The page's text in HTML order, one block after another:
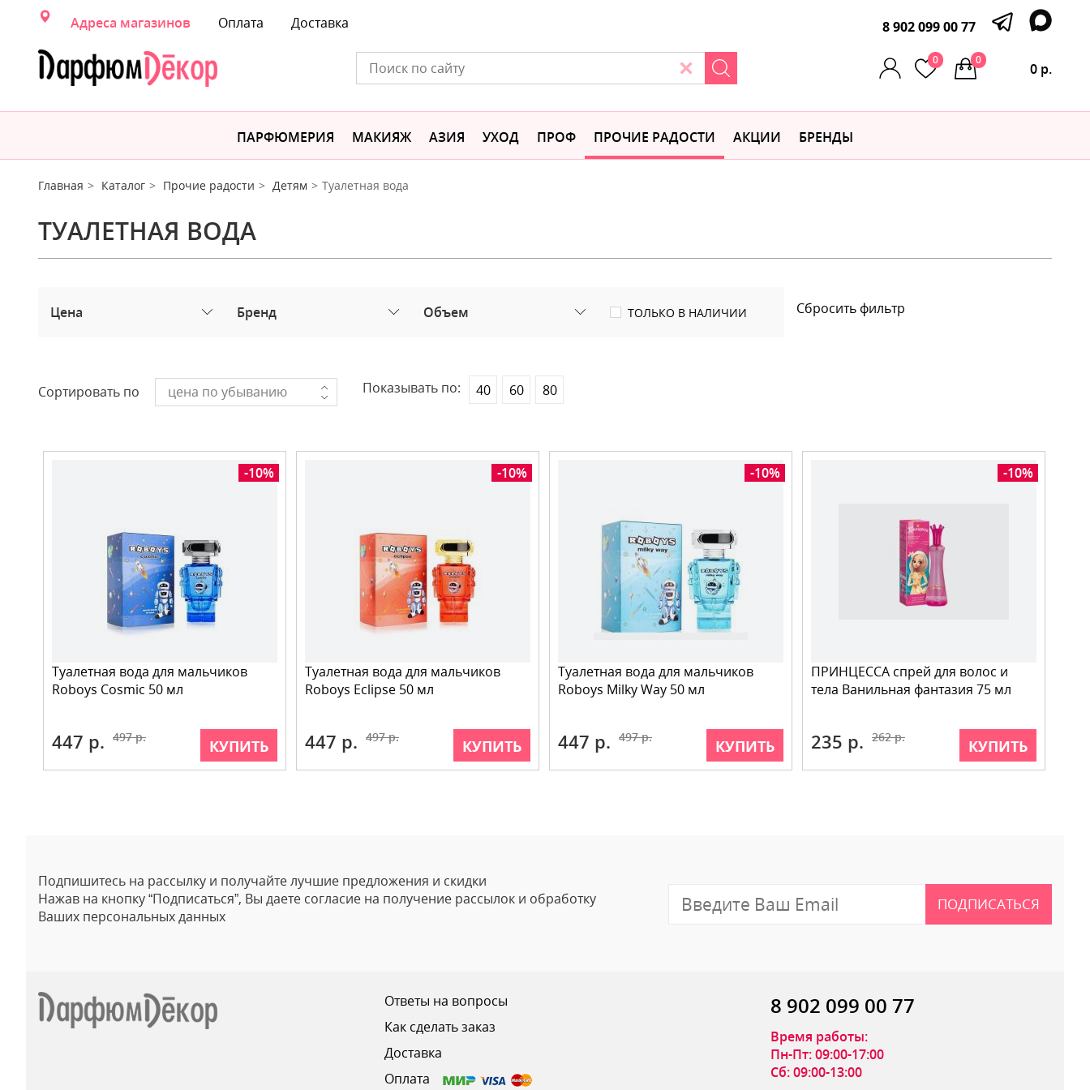
Адреса магазинов Оплата Доставка 8 902 099 00 77
0
0 р.
0
ПАРФЮМЕРИЯ МАКИЯЖ АЗИЯ УХОД ПРОФ ПРОЧИЕ РАДОСТИ АКЦИИ БРЕНДЫ
Главная Каталог Прочие радости Детям Туалетная вода
ТУАЛЕТНАЯ ВОДА
Цена Бренд Объем ТОЛЬКО В НАЛИЧИИ Сбросить фильтр
Сортировать по цена по убыванию Показывать по: 40 60 80
-10%
Туалетная вода для мальчиков
Roboys Cosmic 50 мл
447 р. 497 р. КУПИТЬ
-10%
Туалетная вода для мальчиков
Roboys Eclipse 50 мл
447 р. 497 р. КУПИТЬ
-10%
Туалетная вода для мальчиков
Roboys Milky Way 50 мл
447 р. 497 р. КУПИТЬ
-10%
ПРИНЦЕССА спрей для волос и
тела Ванильная фантазия 75 мл
235 р. 262 р. КУПИТЬ
Подпишитесь на рассылку и получайте лучшие предложения и скидки
Нажав на кнопку “Подписаться”, Вы даете согласие на получение рассылок и обработку
Ваших персональных данных
ПОДПИСАТЬСЯ
Ответы на вопросы
Как сделать заказ
Доставка
Оплата
8 902 099 00 77
Время работы:
Пн-Пт: 09:00-17:00
Сб: 09:00-13:00